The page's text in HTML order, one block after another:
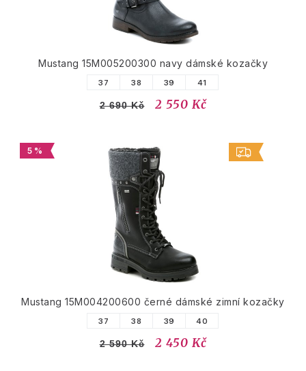
Mustang 15M005200300 navy dámské kozačky
37 38 39 41
2 690 Kč 2 550 Kč
5 %
Mustang 15M004200600 černé dámské zimní kozačky
37 38 39 40
2 590 Kč 2 450 Kč